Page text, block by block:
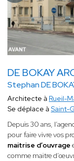
DE BOKAY
Stephan DE
Architecte à Rueil-
Se déplace à Saint-
Depuis 30 ans,
pour faire vivre vos
maitrise d’ouvrage
comme maitre